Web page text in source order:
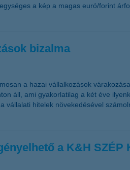
a kép a magas euró/forint
bizalma
a hazai vállalkozások
áll, ami gyakorlatilag a két éve
vállalati hitelek növekedésével
a K&H SZÉP